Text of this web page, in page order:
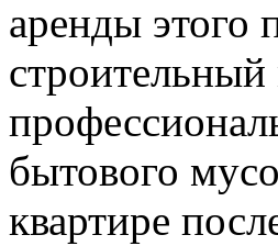
аренды этого
бытового
квартире